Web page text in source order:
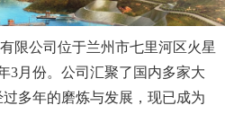
公司位于兰州市七里河区火星
3月份。公司汇聚了国内多家大
多年的磨炼与发展，现已成为